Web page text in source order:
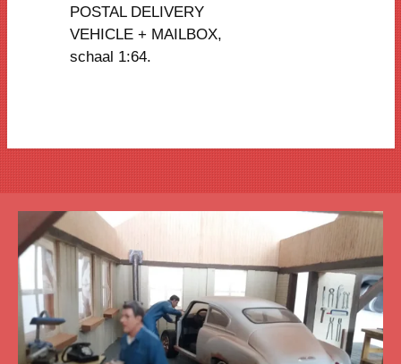
POSTAL DELIVERY
VEHICLE + MAILBOX,
schaal 1:64.